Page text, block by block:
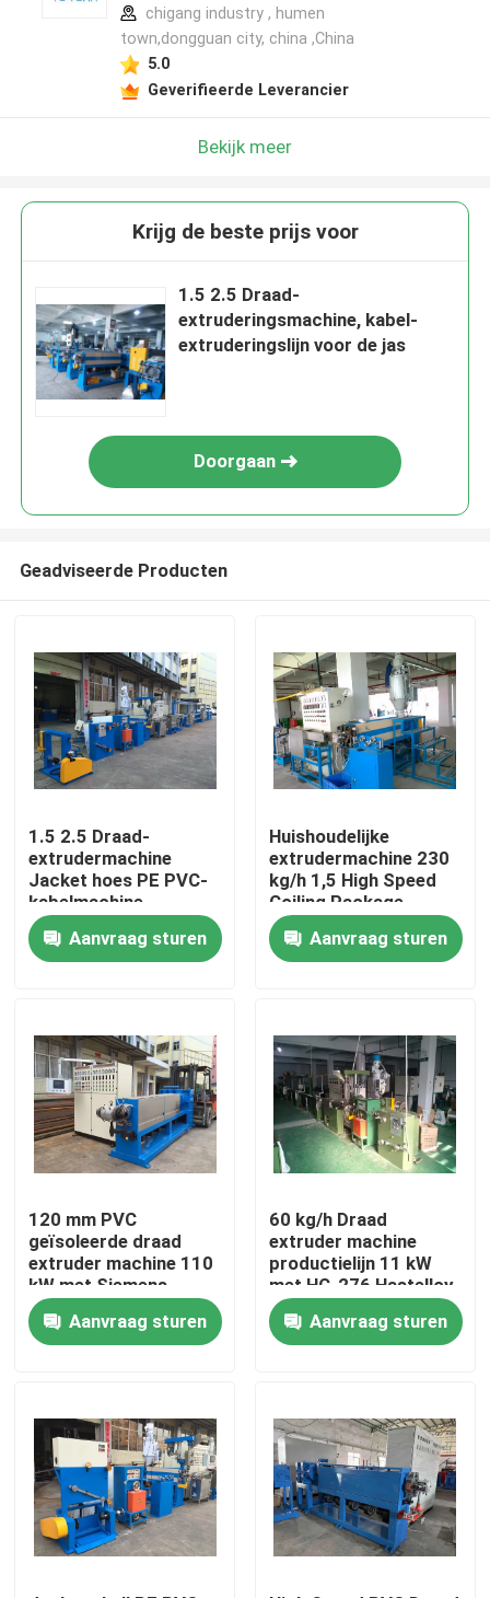
Thuis
Producten
Video's
Over ons
Fabriekstocht
Kwaliteitscontrole
Vraag een offerte
Cable Extruder Machine
chigang industry , humen
town,dongguan city, china ,China
5.0
Geverifieerde Leverancier
Bekijk meer
Krijg de beste prijs voor
1.5 2.5 Draad-
extruderingsmachine, kabel-
extruderingslijn voor de jas
Doorgaan
Geadviseerde Producten
1.5 2.5 Draad-
extrudermachine
Jacket hoes PE PVC-
kabelmachine
Aanvraag sturen
Huishoudelijke
extrudermachine 230
kg/h 1,5 High Speed
Coiling Package
Machinery
Aanvraag sturen
120 mm PVC
geïsoleerde draad
extruder machine 110
kW met Siemens
motor
Aanvraag sturen
60 kg/h Draad
extruder machine
productielijn 11 kW
met HC-276 Hastelloy
legering staal vat
Aanvraag sturen